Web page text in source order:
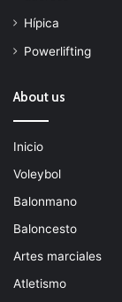
Hípica
Powerlifting
About us
Inicio
Voleybol
Balonmano
Baloncesto
Artes marciales
Atletismo